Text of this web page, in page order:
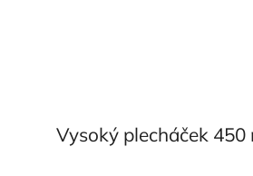
Vysoký plecháček